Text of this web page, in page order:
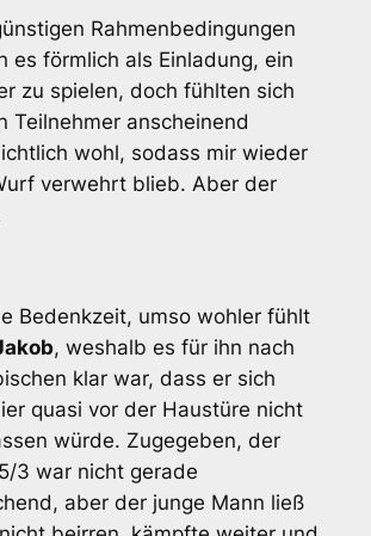
Rahmenbedingungen
es förmlich als Einladung, ein
zu spielen, doch fühlten sich
Teilnehmer anscheinend
wohl, sodass mir wieder
verwehrt blieb. Aber der
Bedenkzeit, umso wohler fühlt
, weshalb es für ihn nach
klar war, dass er sich
quasi vor der Haustüre nicht
würde. Zugegeben, der
3 war nicht gerade
aber der junge Mann ließ